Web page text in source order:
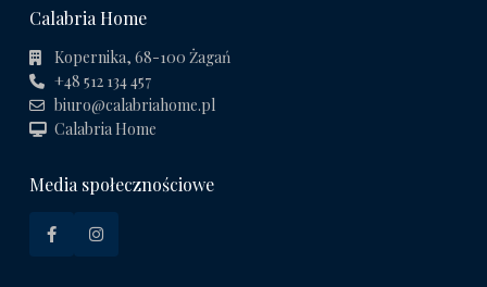
Calabria Home
Kopernika, 68-100 Żagań
+48 512 134 457
biuro@calabriahome.pl
Calabria Home
Media społecznościowe